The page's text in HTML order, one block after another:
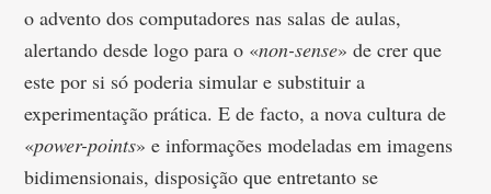
o advento dos computadores nas salas de aulas,
alertando desde logo para o «non-sense» de crer que
este por si só poderia simular e substituir a
experimentação prática. E de facto, a nova cultura de
«power-points» e informações modeladas em imagens
bidimensionais, disposição que entretanto se